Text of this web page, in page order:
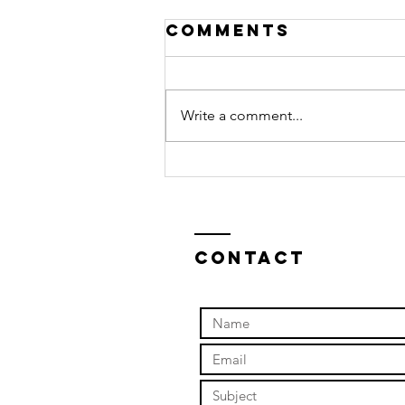
Un Jour Sans
Comments
Write a comment...
Contact